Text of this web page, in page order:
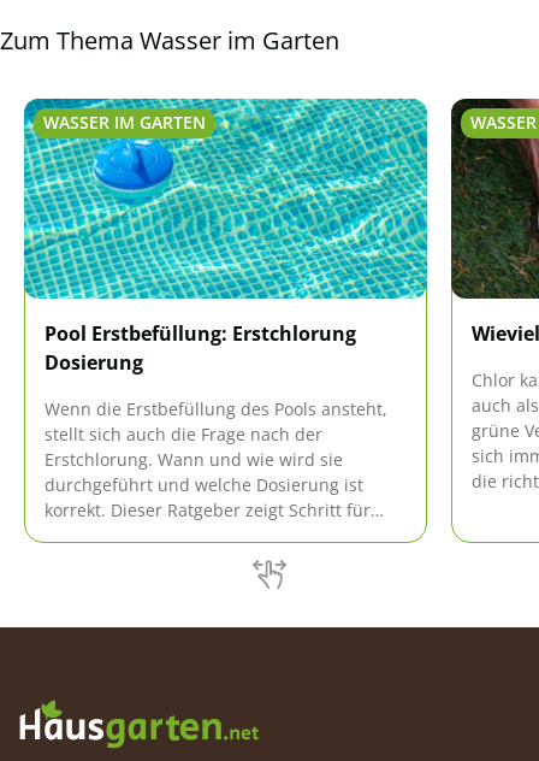
Zum Thema Wasser im Garten
WASSER IM GARTEN
Pool Erstbefüllung: Erstchlorung
Dosierung
Wenn die Erstbefüllung des Pools ansteht,
stellt sich auch die Frage nach der
Erstchlorung. Wann und wie wird sie
durchgeführt und welche Dosierung ist
korrekt. Dieser Ratgeber zeigt Schritt für
Chlor
auch
grüne
sich
die